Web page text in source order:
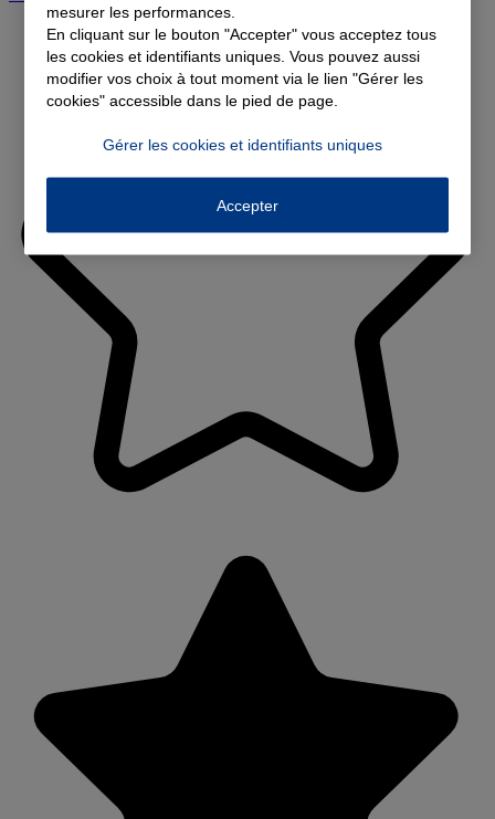
mesurer les performances.
En cliquant sur le bouton "Accepter" vous acceptez tous
les cookies et identifiants uniques. Vous pouvez aussi
modifier vos choix à tout moment via le lien "Gérer les
cookies" accessible dans le pied de page.
Gérer les cookies et identifiants uniques
Accepter